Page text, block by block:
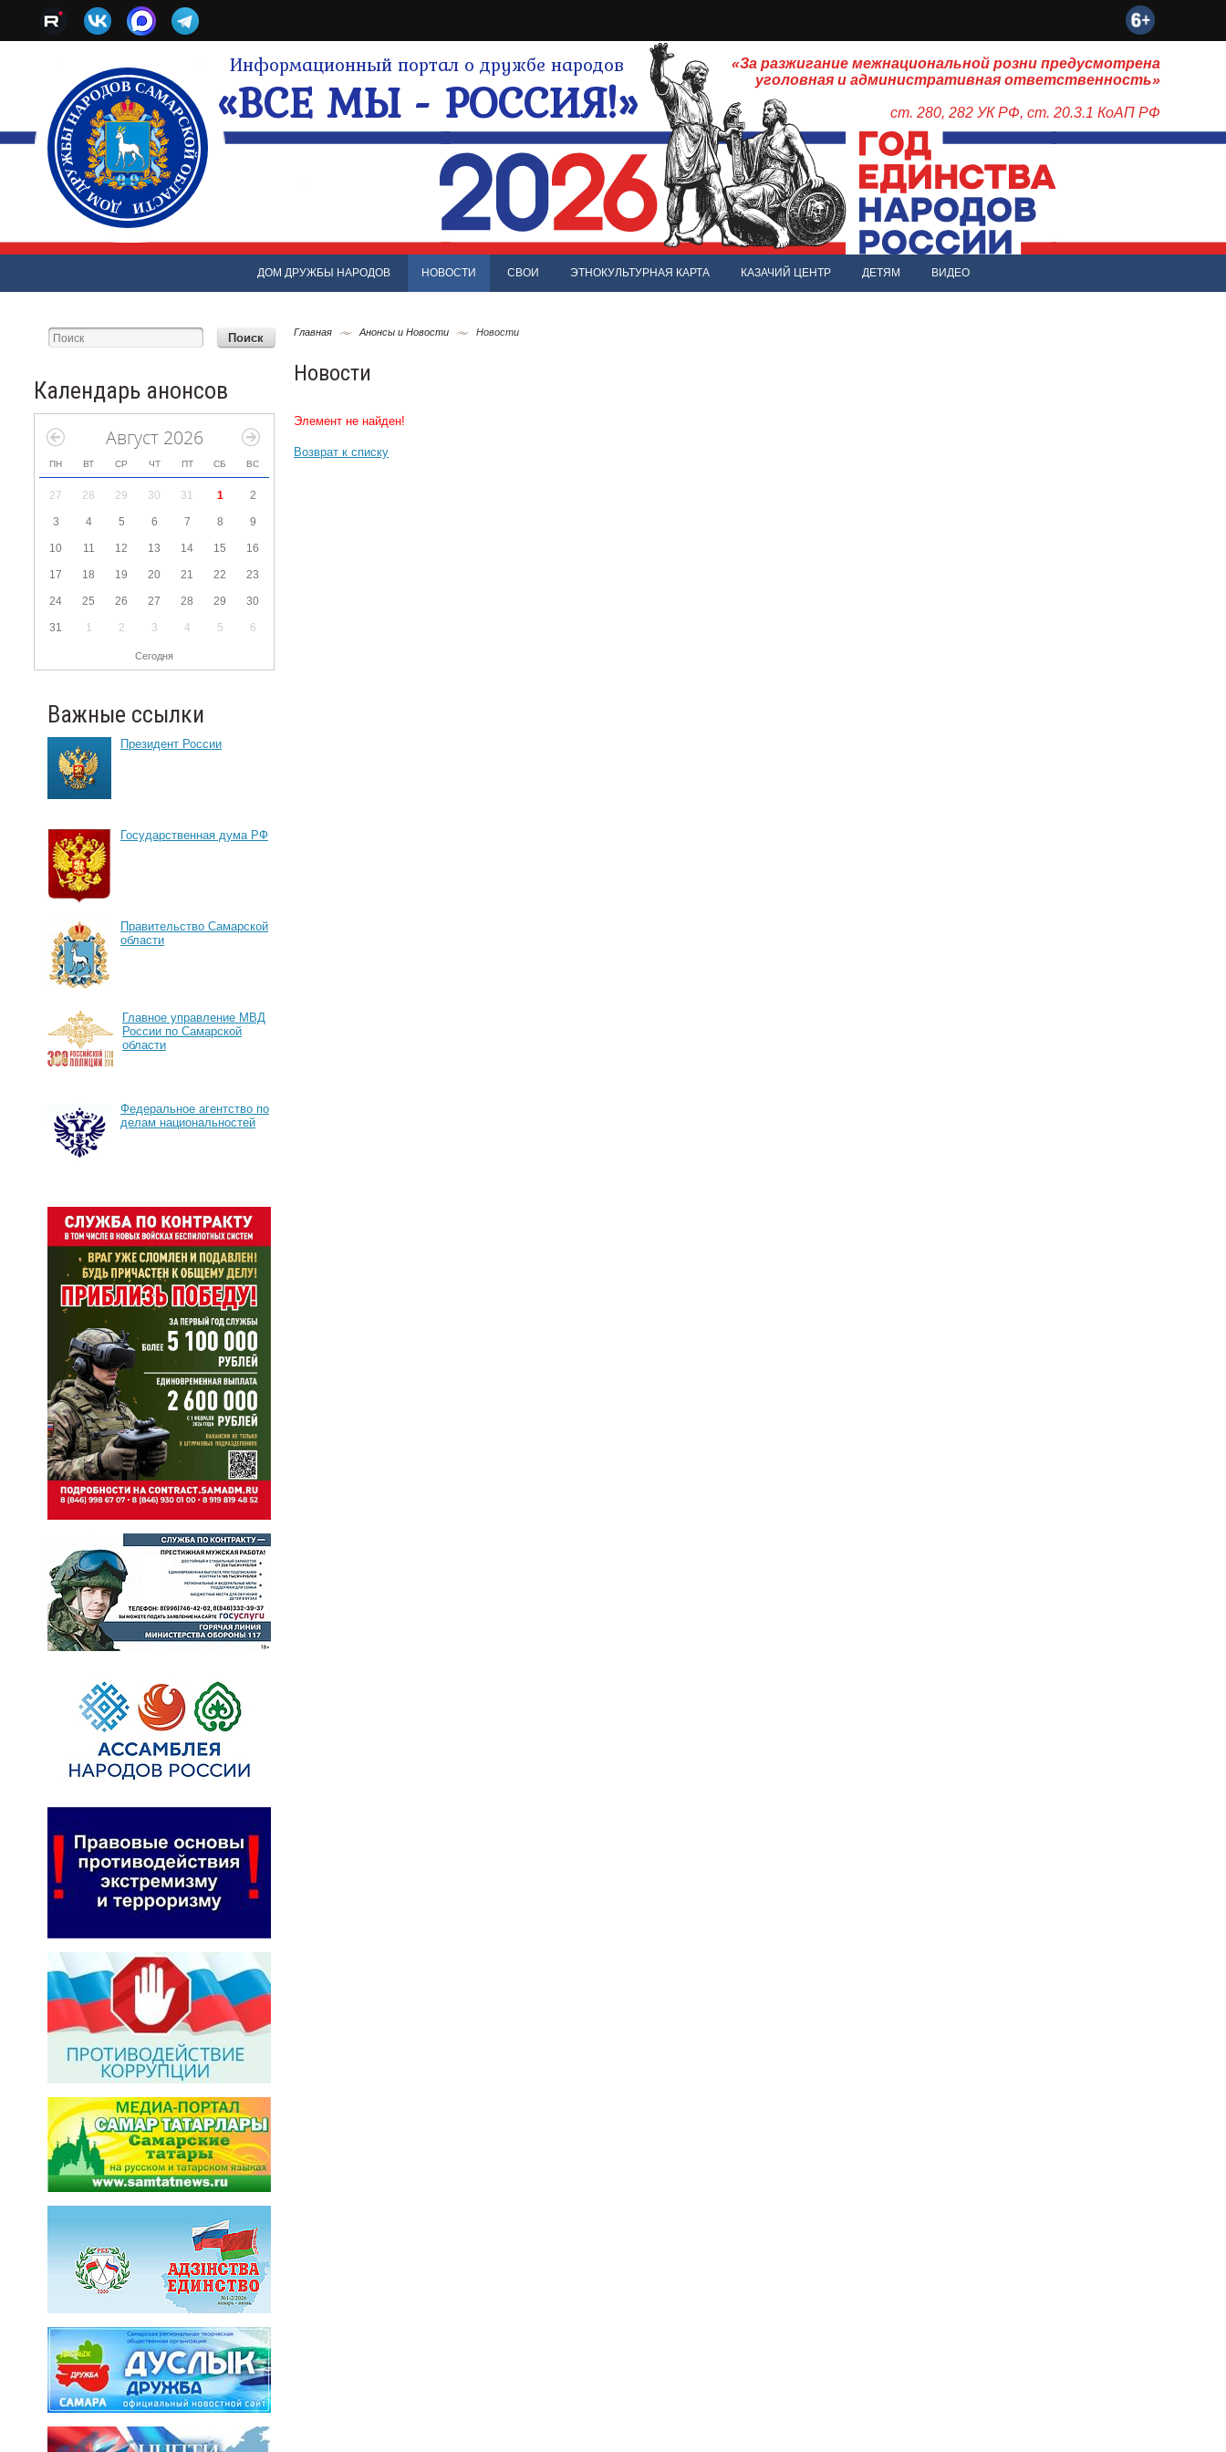
Информационный портал о дружбе народов
«ВСЕ МЫ - РОССИЯ!»
«За разжигание межнациональной розни предусмотрена
уголовная и административная ответственность»
ст. 280, 282 УК РФ, ст. 20.3.1 КоАП РФ
ДОМ ДРУЖБЫ НАРОДОВ НОВОСТИ СВОИ ЭТНОКУЛЬТУРНАЯ КАРТА КАЗАЧИЙ ЦЕНТР ДЕТЯМ ВИДЕО
Календарь анонсов
Август 2026
ПН ВТ СР ЧТ ПТ СБ ВС
27 28 29 30 31 1 2
3 4 5 6 7 8 9
10 11 12 13 14 15 16
17 18 19 20 21 22 23
24 25 26 27 28 29 30
31 1 2 3 4 5 6
Сегодня
Важные ссылки
Президент России
Государственная дума РФ
Правительство Самарской
области
Главное управление МВД
России по Самарской
области
Федеральное агентство по
делам национальностей
Главная Анонсы и Новости Новости
Новости
Элемент не найден!
Возврат к списку